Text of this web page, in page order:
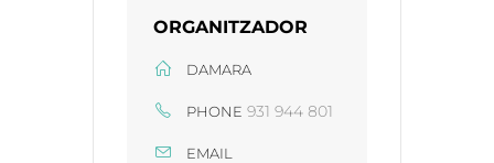
ORGANITZADOR
DAMARA
PHONE 931 944 801
EMAIL